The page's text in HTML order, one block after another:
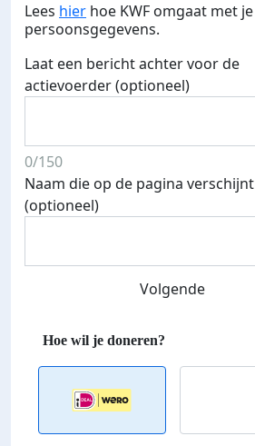
Lees hier hoe KWF omgaat met je
persoonsgegevens.
Laat een bericht achter voor de
actievoerder (optioneel)
0/150
Naam die op de pagina verschijnt
(optioneel)
Volgende